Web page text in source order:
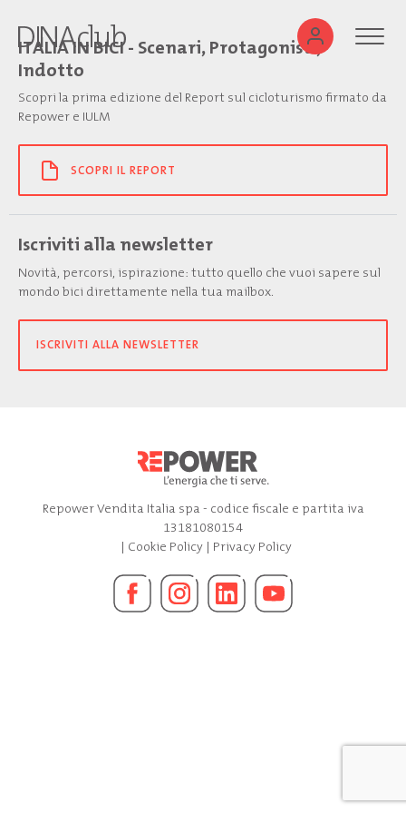
ITALIA IN BICI - Scenari, Protagonisti,
Indotto
Scopri la prima edizione del Report sul cicloturismo firmato da
Repower e IULM
SCOPRI IL REPORT
Iscriviti alla newsletter
Novità, percorsi, ispirazione: tutto quello che vuoi sapere sul
mondo bici direttamente nella tua mailbox.
ISCRIVITI ALLA NEWSLETTER
Repower Vendita Italia spa - codice fiscale e partita iva
13181080154
| Cookie Policy| Privacy Policy